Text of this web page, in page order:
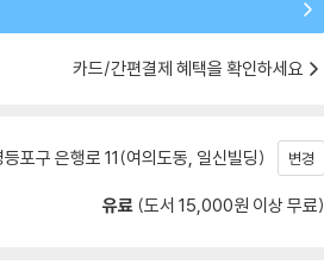
카드/간편결제 혜택을 확인하세요
포구 은행로 11(여의도동, 일신빌딩) 변경
유료 (도서 15,000원 이상 무료)